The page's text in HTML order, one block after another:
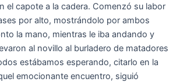
el capote a la cadera. Comenzó su labor
por alto, mostrándolo por ambos
la mano, mientras le iba andando y
al novillo al burladero de matadores
estábamos esperando, citarlo en la
emocionante encuentro, siguió